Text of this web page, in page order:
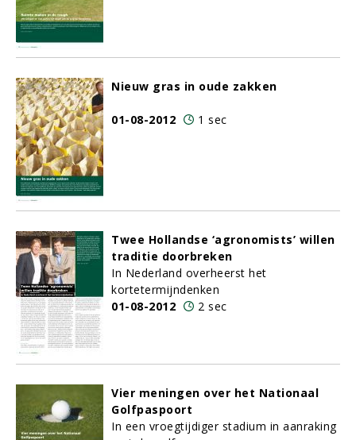
Nieuw gras in oude zakken
01-08-2012 1 sec
Twee Hollandse ‘agronomists’ willen
traditie doorbreken
In Nederland overheerst het
kortetermijndenken
01-08-2012
2 sec
Vier meningen over het Nationaal
Golfpaspoort
In een vroegtijdiger stadium in aanraking